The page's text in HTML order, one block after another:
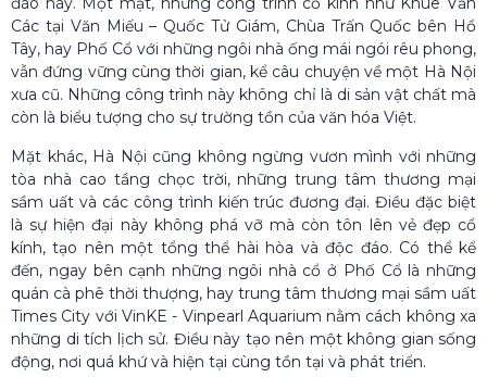
Các tại Văn Miếu – Quốc Tử Giám, Chùa Trấn Quốc bên Hồ
Tây, hay Phố Cổ với những ngôi nhà ống mái ngói rêu phong,
vẫn đứng vững cùng thời gian, kể câu chuyện về một Hà Nội
xưa cũ. Những công trình này không chỉ là di sản vật chất mà
còn là biểu tượng cho sự trường tồn của văn hóa Việt.
Mặt khác, Hà Nội cũng không ngừng vươn mình với những
tòa nhà cao tầng chọc trời, những trung tâm thương mại
sầm uất và các công trình kiến trúc đương đại. Điều đặc biệt
là sự hiện đại này không phá vỡ mà còn tôn lên vẻ đẹp cổ
kính, tạo nên một tổng thể hài hòa và độc đáo. Có thể kể
đến, ngay bên cạnh những ngôi nhà cổ ở Phố Cổ là những
quán cà phê thời thượng, hay trung tâm thương mại sầm uất
Times City với VinKE - Vinpearl Aquarium nằm cách không xa
những di tích lịch sử. Điều này tạo nên một không gian sống
động, nơi quá khứ và hiện tại cùng tồn tại và phát triển.